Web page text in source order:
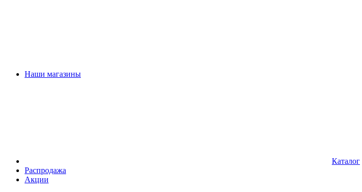
Наши магазины
Каталог
Распродажа
Акции